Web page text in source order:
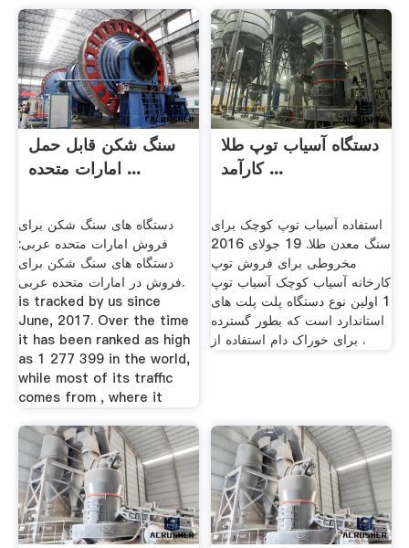
سنگ شکن قابل حمل
امارات متحده ...
دستگاه های سنگ شکن برای
فروش امارات متحده عربی:
دستگاه های سنگ شکن برای
فروش در امارات متحده عربی.
is tracked by us since
June, 2017. Over the time
it has been ranked as high
as 1 277 399 in the world,
while most of its traffic
comes from , where it
دستگاه آسیاب توپ طلا
کارآمد ...
استفاده آسیاب توپ کوچک برای
سنگ معدن طلا. 19 جولای 2016
مخروطی برای فروش توپ
کارخانه آسیاب کوچک آسیاب توپ
1 اولین نوع دستگاه پلت پلت های
استاندارد است که بطور گسترده
برای خوراک دام استفاده از .